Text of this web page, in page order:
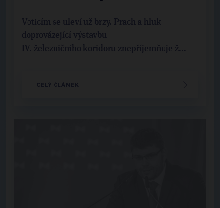
Voticím se uleví už brzy. Prach a hluk
doprovázející výstavbu
IV. železničního koridoru znepříjemňuje ž...
CELÝ ČLÁNEK